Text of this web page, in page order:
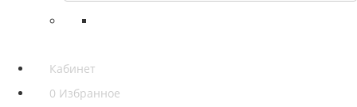
Кабинет
0 Избранное